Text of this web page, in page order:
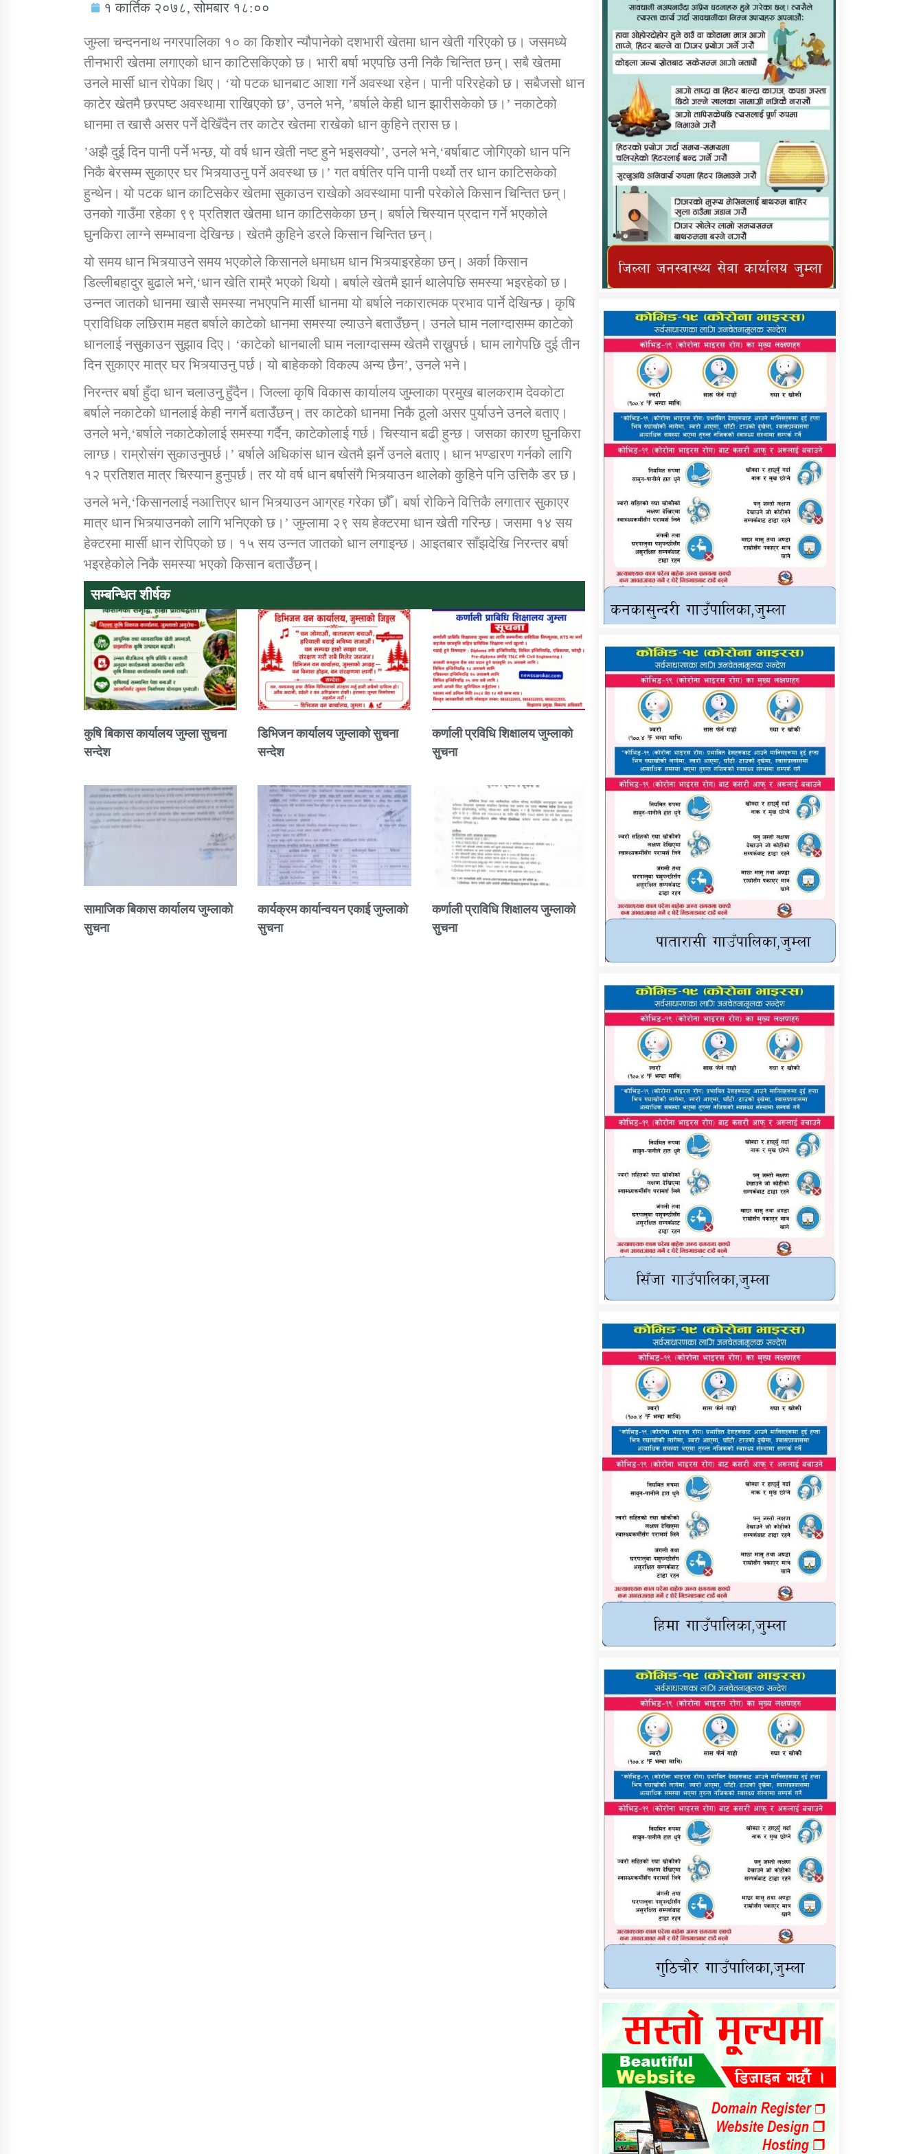
सामाजिक बिकास कार्यालय जुम्लाकाे सुचना कार्यक्रम कार्यान्वयन एकाई जुम्लाको सुचना कर्णाली प्राविधि शिक्षालय जुम्लाको सुचना
तातोपानी गाउँपालिकाको न्यायिक समिति सम्बन्धी
सन्देश
तातोपानी गाउँपालिका जुम्लाको महिला तथा
लैङ्गिक हिंसा सम्बन्धी सूचना सन्देश
तातोपानी गाउँपालिका जुम्लाको महिनावारी
तातोपानी गाउँपालिका जुम्लाको बालविवाह सन्देश तातोपानी गाउँपालिका जुम्लाको सूचना
१ कार्तिक २०७८, सोमबार १८:००
जुम्ला चन्दननाथ नगरपालिका १० का किशोर न्यौपानेको दशभारी खेतमा धान खेती गरिएको छ। जसमध्ये
तीनभारी खेतमा लगाएको धान काटिसकिएको छ। भारी बर्षा भएपछि उनी निकै चिन्तित छन्। सबै खेतमा
उनले मार्सी धान रोपेका थिए। ‘यो पटक धानबाट आशा गर्ने अवस्था रहेन। पानी परिरहेको छ। सबैजसो धान
काटेर खेतमै छरपष्ट अवस्थामा राखिएको छ’, उनले भने, ’बर्षाले केही धान झारीसकेको छ।’ नकाटेको
धानमा त खासै असर पर्ने देखिँदैन तर काटेर खेतमा राखेको धान कुहिने त्रास छ।
’अझै दुई दिन पानी पर्ने भन्छ, यो वर्ष धान खेती नष्ट हुने भइसक्यो’, उनले भने,‘बर्षाबाट जोगिएको धान पनि
निकै बेरसम्म सुकाएर घर भित्र्याउनु पर्ने अवस्था छ।’ गत वर्षतिर पनि पानी पर्थ्यो तर धान काटिसकेको
हुन्थेन। यो पटक धान काटिसकेर खेतमा सुकाउन राखेको अवस्थामा पानी परेकोले किसान चिन्तित छन्।
उनको गाउँमा रहेका ९९ प्रतिशत खेतमा धान काटिसकेका छन्। बर्षाले चिस्यान प्रदान गर्ने भएकोले
घुनकिरा लाग्ने सम्भावना देखिन्छ। खेतमै कुहिने डरले किसान चिन्तित छन्।
यो समय धान भित्र्याउने समय भएकोले किसानले धमाधम धान भित्र्याइरहेका छन्। अर्का किसान
डिल्लीबहादुर बुढाले भने,‘धान खेति राम्रै भएको थियो। बर्षाले खेतमै झार्न थालेपछि समस्या भइरहेको छ।
उन्नत जातको धानमा खासै समस्या नभएपनि मार्सी धानमा यो बर्षाले नकारात्मक प्रभाव पार्ने देखिन्छ। कृषि
प्राविधिक लछिराम महत बर्षाले काटेको धानमा समस्या ल्याउने बताउँछन्। उनले घाम नलाग्दासम्म काटेको
धानलाई नसुकाउन सुझाव दिए। ‘काटेको धानबाली घाम नलाग्दासम्म खेतमै राख्नुपर्छ। घाम लागेपछि दुई तीन
दिन सुकाएर मात्र घर भित्र्याउनु पर्छ। यो बाहेकको विकल्प अन्य छैन’, उनले भने।
निरन्तर बर्षा हुँदा धान चलाउनु हुँदैन। जिल्ला कृषि विकास कार्यालय जुम्लाका प्रमुख बालकराम देवकोटा
बर्षाले नकाटेको धानलाई केही नगर्ने बताउँछन्। तर काटेको धानमा निकै ठूलो असर पुर्याउने उनले बताए।
उनले भने,‘बर्षाले नकाटेकोलाई समस्या गर्दैन, काटेकोलाई गर्छ। चिस्यान बढी हुन्छ। जसका कारण घुनकिरा
लाग्छ। राम्रोसंग सुकाउनुपर्छ।’ बर्षाले अधिकांस धान खेतमै झर्ने उनले बताए। धान भण्डारण गर्नको लागि
१२ प्रतिशत मात्र चिस्यान हुनुपर्छ। तर यो वर्ष धान बर्षासंगै भित्र्याउन थालेको कुहिने पनि उत्तिकै डर छ।
उनले भने,‘किसानलाई नआत्तिएर धान भित्र्याउन आग्रह गरेका छौँ। बर्षा रोकिने वित्तिकै लगातार सुकाएर
मात्र धान भित्र्याउनको लागि भनिएको छ।’ जुम्लामा २९ सय हेक्टरमा धान खेती गरिन्छ। जसमा १४ सय
हेक्टरमा मार्सी धान रोपिएको छ। १५ सय उन्नत जातको धान लगाइन्छ। आइतबार साँझदेखि निरन्तर बर्षा
भइरहेकोले निकै समस्या भएको किसान बताउँछन्।
सम्बन्धित शीर्षक
कुषि बिकास कार्यालय जुम्ला सुचना
सन्देश
डिभिजन कार्यालय जुम्लाको सुचना
सन्देश
कर्णाली प्रविधि शिक्षालय जुम्लाको
सुचना
सामाजिक बिकास कार्यालय जुम्लाकाे
सुचना
कार्यक्रम कार्यान्वयन एकाई जुम्लाको
सुचना
कर्णाली प्राविधि शिक्षालय जुम्लाको
सुचना